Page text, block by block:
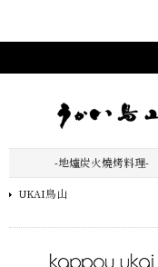
-地爐炭火燒烤料理-
UKAI鳥山